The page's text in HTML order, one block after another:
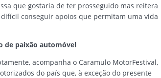
que gostaria de ter prosseguido mas reitera
conseguir apoios que permitam uma vida
de paixão automóvel
acompanha o Caramulo MotorFestival,
do país que, à exceção do presente